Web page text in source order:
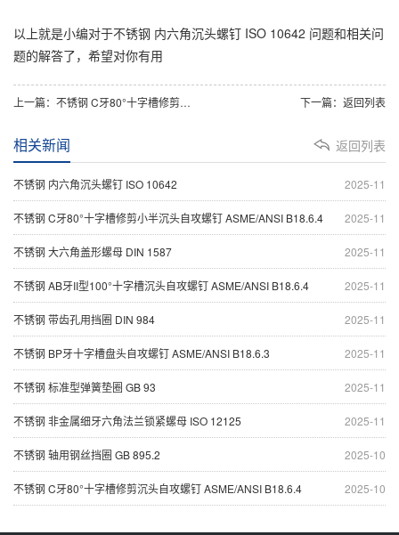
以上就是小编对于不锈钢 内六角沉头螺钉 ISO 10642 问题和相关问
题的解答了，希望对你有用
上一篇： 不锈钢 C牙80°十字槽修剪小半沉头自攻螺钉 ASME/ANSI B18.6.4 下一篇： 返回列表
返回列表
相关新闻
2025-11
不锈钢 内六角沉头螺钉 ISO 10642
2025-11
不锈钢 C牙80°十字槽修剪小半沉头自攻螺钉 ASME/ANSI B18.6.4
2025-11
不锈钢 大六角盖形螺母 DIN 1587
2025-11
不锈钢 AB牙II型100°十字槽沉头自攻螺钉 ASME/ANSI B18.6.4
2025-11
不锈钢 带齿孔用挡圈 DIN 984
2025-11
不锈钢 BP牙十字槽盘头自攻螺钉 ASME/ANSI B18.6.3
2025-11
不锈钢 标准型弹簧垫圈 GB 93
2025-11
不锈钢 非金属细牙六角法兰锁紧螺母 ISO 12125
2025-10
不锈钢 轴用钢丝挡圈 GB 895.2
2025-10
不锈钢 C牙80°十字槽修剪沉头自攻螺钉 ASME/ANSI B18.6.4